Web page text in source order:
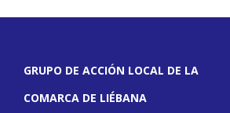
GRUPO DE ACCIÓN LOCAL DE LA
COMARCA DE LIÉBANA